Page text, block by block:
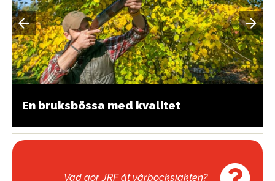
En bruksbössa med kvalitet
Vad gör JRF åt vårbocksjakten?